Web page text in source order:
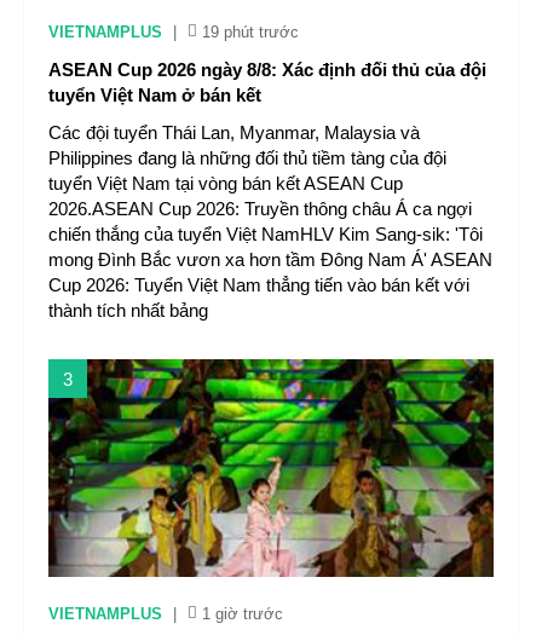
VIETNAMPLUS 19 phút trước
ASEAN Cup 2026 ngày 8/8: Xác định đối thủ của đội
tuyển Việt Nam ở bán kết
Các đội tuyển Thái Lan, Myanmar, Malaysia và
Philippines đang là những đối thủ tiềm tàng của đội
tuyển Việt Nam tại vòng bán kết ASEAN Cup
2026.ASEAN Cup 2026: Truyền thông châu Á ca ngợi
chiến thắng của tuyển Việt NamHLV Kim Sang-sik: 'Tôi
mong Đình Bắc vươn xa hơn tầm Đông Nam Á' ASEAN
Cup 2026: Tuyển Việt Nam thẳng tiến vào bán kết với
thành tích nhất bảng
3
VIETNAMPLUS 1 giờ trước